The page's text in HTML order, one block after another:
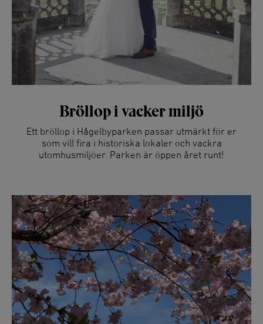
Bröllop i vacker miljö
Ett bröllop i Hågelbyparken passar utmärkt för er
som vill fira i historiska lokaler och vackra
utomhusmiljöer. Parken är öppen året runt!